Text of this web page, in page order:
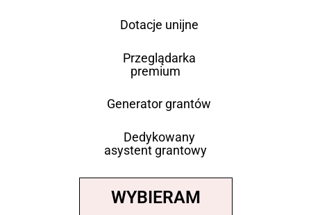
Dotacje unijne
Przeglądarka
premium
Generator grantów
Dedykowany
asystent grantowy
WYBIERAM